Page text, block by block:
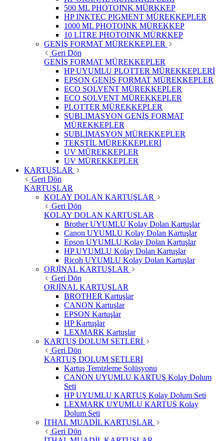
500 ML PHOTOINK MÜRKKEP
HP INKTEC PIGMENT MÜREKKEPLER
1000 ML PHOTOINK MÜREKKEP
10 LİTRE PHOTOINK MÜRKKEP
GENİŞ FORMAT MÜREKKEPLER
Geri Dön
GENİŞ FORMAT MÜREKKEPLER
HP UYUMLU PLOTTER MÜREKKEPLERİ
EPSON GENİŞ FORMAT MÜREKKEPLER
ECO SOLVENT MÜREKKEPLER
ECO SOLVENT MÜREKKEPLER
PLOTTER MÜREKKEPLER
SUBLIMASYON GENİŞ FORMAT
MÜREKKEPLER
SUBLİMASYON MÜREKKEPLER
TEKSTİL MÜREKKEPLERİ
UV MÜREKKEPLER
UV MÜREKKEPLER
KARTUŞLAR
Geri Dön
KARTUŞLAR
KOLAY DOLAN KARTUŞLAR
Geri Dön
KOLAY DOLAN KARTUŞLAR
Brother UYUMLU Kolay Dolan Kartuşlar
Canon UYUMLU Kolay Dolan Kartuşlar
Epson UYUMLU Kolay Dolan Kartuşlar
HP UYUMLU Kolay Dolan Kartuşlar
Ricoh UYUMLU Kolay Dolan Kartuşlar
ORJİNAL KARTUŞLAR
Geri Dön
ORJİNAL KARTUŞLAR
BROTHER Kartuşlar
CANON Kartuşlar
EPSON Kartuşlar
HP Kartuşlar
LEXMARK Kartuşlar
KARTUŞ DOLUM SETLERİ
Geri Dön
KARTUŞ DOLUM SETLERİ
Kartuş Temizleme Solüsyonu
CANON UYUMLU KARTUŞ Kolay Dolum
Seti
HP UYUMLU KARTUŞ Kolay Dolum Seti
LEXMARK UYUMLU KARTUŞ Kolay
Dolum Seti
İTHAL MUADİL KARTUŞLAR
Geri Dön